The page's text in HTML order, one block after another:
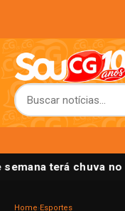
terá chuva no
Home Esportes